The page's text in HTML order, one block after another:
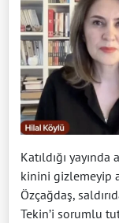
Katıldığı
kinini gizlemeyip
Özçağdaş,
Tekin’i sorumlu